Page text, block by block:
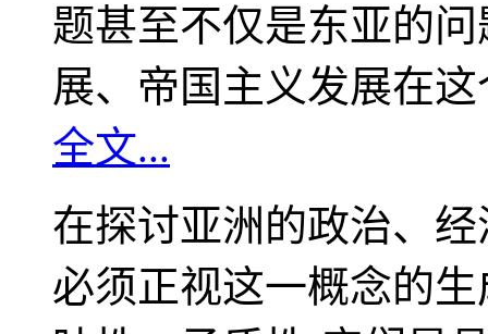
题甚至不仅是东亚的
展、帝国主义发展在
全文...
在探讨亚洲的政治、
必须正视这一概念的